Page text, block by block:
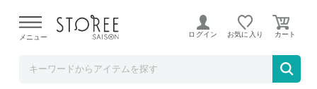
よる配送遅延が発生しております。
メニュー ログイン お気に入り
ご指定のアイテムは取り扱い終了、またはただいま取り扱い
トップへ戻る